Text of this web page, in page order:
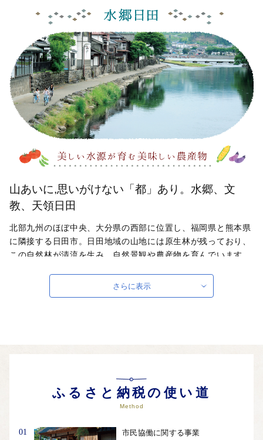
山あいに,思いがけない「都」あり。水郷、文
教、天領日田
北部九州のほぼ中央、大分県の西部に位置し、福岡県と熊本県
に隣接する日田市。日田地域の山地には原生林が残っており、
この自然林が清流を生み、自然景観や農産物を育んでいます。
後・佐賀平野を貫流し有明海へと流れ込み、その流域住民と福
岡都市圏住民の生活や産業を潤しています。
個人情報の保護は遷移先サイトの方針に従います。
さらに表示
ふるさと納税の使い道
Method
01
市民協働に関する事業